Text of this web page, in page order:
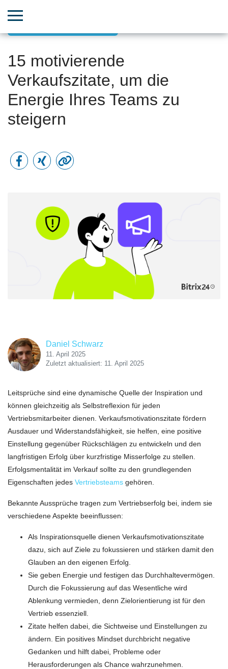
15 motivierende
Verkaufszitate, um die
Energie Ihres Teams zu
steigern
Daniel Schwarz
11. April 2025
Zuletzt aktualisiert: 11. April 2025
Leitsprüche sind eine dynamische Quelle der Inspiration und
können gleichzeitig als Selbstreflexion für jeden
Vertriebsmitarbeiter dienen. Verkaufsmotivationszitate fördern
Ausdauer und Widerstandsfähigkeit, sie helfen, eine positive
Einstellung gegenüber Rückschlägen zu entwickeln und den
langfristigen Erfolg über kurzfristige Misserfolge zu stellen.
Erfolgsmentalität im Verkauf sollte zu den grundlegenden
Eigenschaften jedes Vertriebsteams gehören.
Bekannte Aussprüche tragen zum Vertriebserfolg bei, indem sie
verschiedene Aspekte beeinflussen:
Als Inspirationsquelle dienen Verkaufsmotivationszitate
dazu, sich auf Ziele zu fokussieren und stärken damit den
Glauben an den eigenen Erfolg.
Sie geben Energie und festigen das Durchhaltevermögen.
Durch die Fokussierung auf das Wesentliche wird
Ablenkung vermieden, denn Zielorientierung ist für den
Vertrieb essenziell.
Zitate helfen dabei, die Sichtweise und Einstellungen zu
ändern. Ein positives Mindset durchbricht negative
Gedanken und hilft dabei, Probleme oder
Herausforderungen als Chance wahrzunehmen.